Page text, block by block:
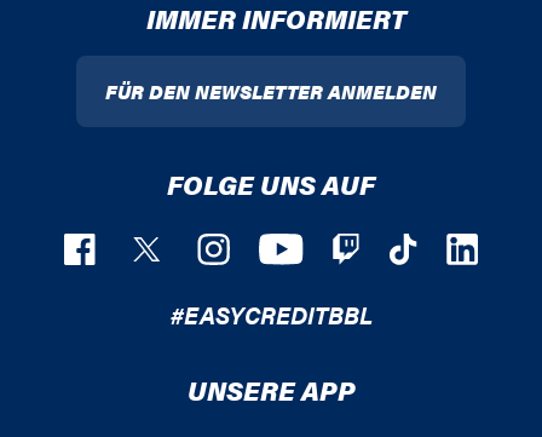
IMMER INFORMIERT
FÜR DEN NEWSLETTER ANMELDEN
FOLGE UNS AUF
#EASYCREDITBBL
UNSERE APP